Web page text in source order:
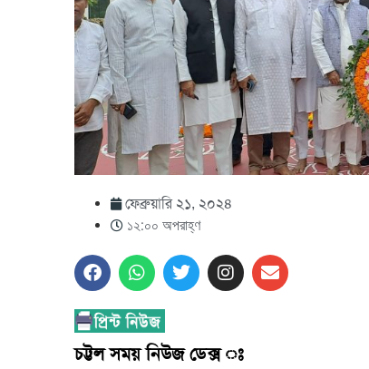
ফেব্রুয়ারি ২১, ২০২৪
১২:০০ অপরাহ্ণ
চট্টল সময় নিউজ ডেক্স ঃ